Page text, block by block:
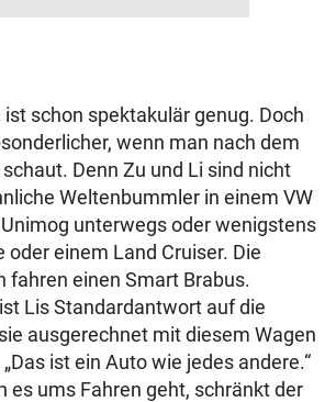
ist schon spektakulär genug. Doch
wenn man nach dem
Denn Zu und Li sind nicht
Weltenbummler in einem VW
unterwegs oder wenigstens
oder einem Land Cruiser. Die
fahren einen Smart Brabus.
Lis Standardantwort auf die
ausgerechnet mit diesem Wagen
ist ein Auto wie jedes andere.“
es ums Fahren geht, schränkt der